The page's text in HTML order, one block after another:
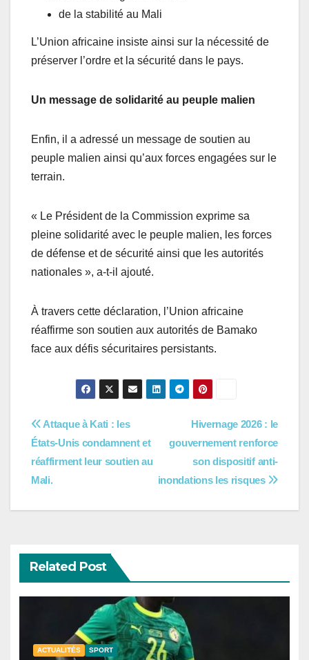
de la stabilité au Mali
L’Union africaine insiste ainsi sur la nécessité de
préserver l’ordre et la sécurité dans le pays.
Un message de solidarité au peuple malien
Enfin, il a adressé un message de soutien au
peuple malien ainsi qu’aux forces engagées sur le
terrain.
« Le Président de la Commission exprime sa
pleine solidarité avec le peuple malien, les forces
de défense et de sécurité ainsi que les autorités
nationales », a-t-il ajouté.
À travers cette déclaration, l’Union africaine
réaffirme son soutien aux autorités de Bamako
face aux défis sécuritaires persistants.
Navigation
de
l’article
Hivernage 2026 : le
gouvernement renforce
son dispositif anti-
inondations les risques
Attaque à Kati : les
États-Unis condamnent et
réaffirment leur soutien au
Mali.
Related Post
ACTUALITÉS SPORT